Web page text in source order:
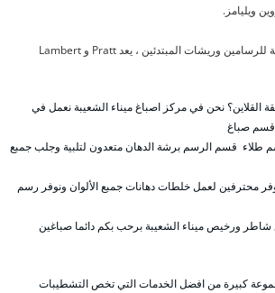
برات ولامبرت أكولاد. بالنسبة للرسامين وريشات المبتدئين ، يعد Pratt و Lambert
نحن في مركز اصباغ ميناء الشعيبة نعمل في
قسم صباغ
قسم الرسم برشة الدهان متعدون لتلبية وجلب جمبع
محترفين لعمل خلطات دهانات جمبع الألوان ونوفر رسم
شاطر ورخيص ميناء الشعيبة برحب بكم دائما صباغين
كبيرة من افضل الخدمات التي تخص التشطيبات